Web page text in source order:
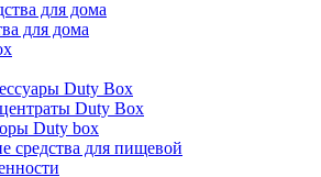
для дома
Duty Box
Duty Box
Duty box